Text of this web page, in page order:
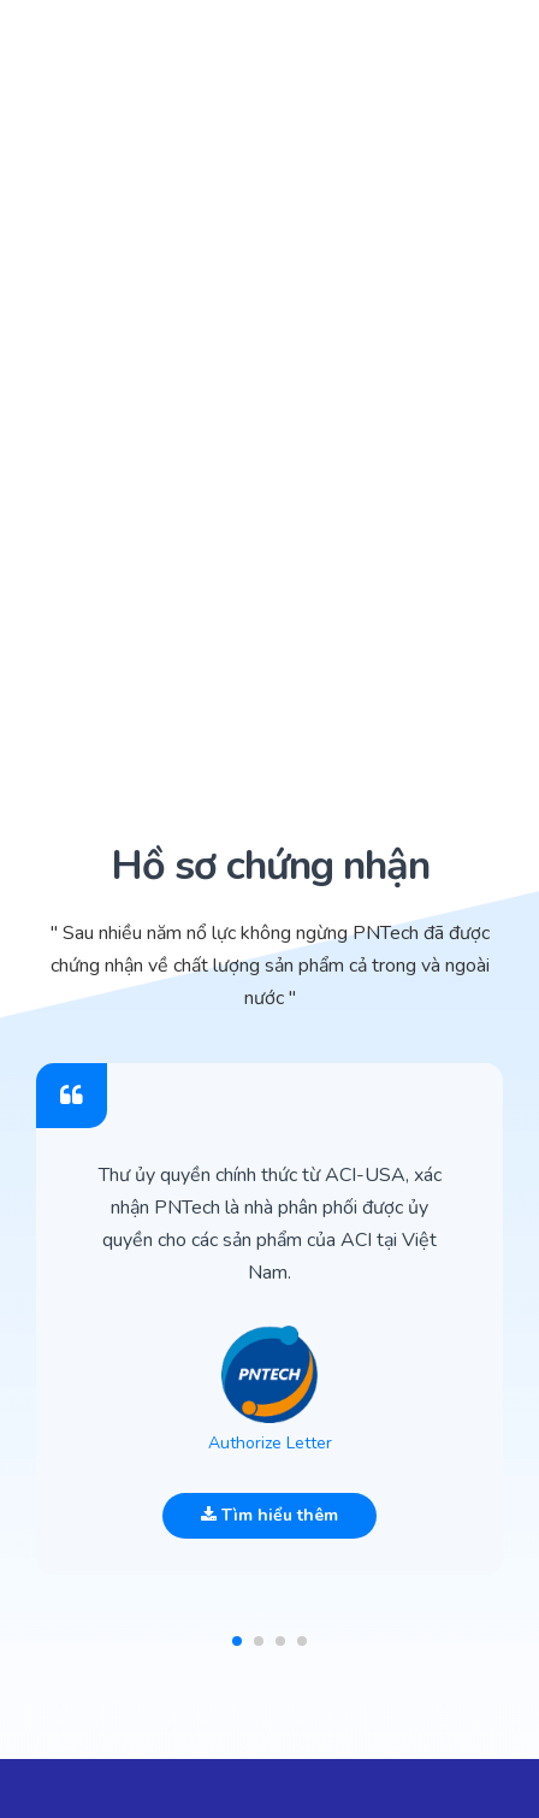
Hồ sơ chứng nhận
" Sau nhiều năm nổ lực không ngừng PNTech đã được
chứng nhận về chất lượng sản phẩm cả trong và ngoài
nước "
Thư ủy quyền chính thức từ ACI-USA, xác
nhận PNTech là nhà phân phối được ủy
quyền cho các sản phẩm của ACI tại Việt
Nam.
Authorize Letter
Tìm hiểu thêm